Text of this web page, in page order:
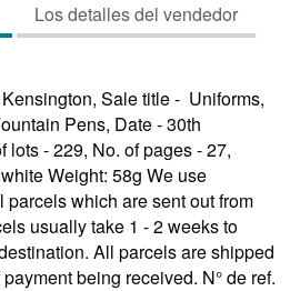
4
de
estrellas
Los detalles del vendedor
Sale title - Uniforms,
Pens, Date - 30th
lots - 229, No. of pages - 27,
Weight: 58g We use
parcels which are sent out from
usually take 1 - 2 weeks to
All parcels are shipped
being received. N° de ref.